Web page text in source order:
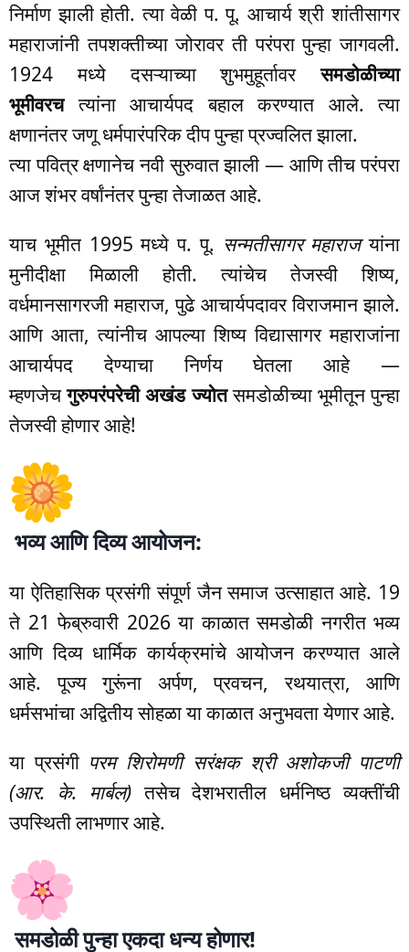
निर्माण झाली होती. त्या वेळी प. पू. आचार्य श्री शांतीसागर
महाराजांनी तपशक्तीच्या जोरावर ती परंपरा पुन्हा जागवली.
1924 मध्ये दसऱ्याच्या शुभमुहूर्तावरसमडोळीच्या
भूमीवरचत्यांना आचार्यपद बहाल करण्यात आले. त्या
क्षणानंतर जणू धर्मपारंपरिक दीप पुन्हा प्रज्वलित झाला.
त्या पवित्र क्षणानेच नवी सुरुवात झाली — आणि तीच परंपरा
आज शंभर वर्षांनंतर पुन्हा तेजाळत आहे.
याच भूमीत 1995 मध्ये प. पू. सन्मतीसागर महाराजयांना
मुनीदीक्षा मिळाली होती. त्यांचेच तेजस्वी शिष्य,
वर्धमानसागरजी महाराज, पुढे आचार्यपदावर विराजमान झाले.
आणि आता, त्यांनीच आपल्या शिष्य विद्यासागर महाराजांना
आचार्यपद देण्याचा निर्णय घेतला आहे —
म्हणजेचगुरुपरंपरेची अखंड ज्योतसमडोळीच्या भूमीतून पुन्हा
तेजस्वी होणार आहे!
भव्य आणि दिव्य आयोजन:
या ऐतिहासिक प्रसंगी संपूर्ण जैन समाज उत्साहात आहे. 19
ते 21 फेब्रुवारी 2026 या काळात समडोळी नगरीत भव्य
आणि दिव्य धार्मिक कार्यक्रमांचे आयोजन करण्यात आले
आहे. पूज्य गुरूंना अर्पण, प्रवचन, रथयात्रा, आणि
धर्मसभांचा अद्वितीय सोहळा या काळात अनुभवता येणार आहे.
या प्रसंगी परम शिरोमणी सरंक्षक श्री अशोकजी पाटणी
(आर. के. मार्बल)तसेच देशभरातील धर्मनिष्ठ व्यक्तींची
उपस्थिती लाभणार आहे.
समडोळी पुन्हा एकदा धन्य होणार!